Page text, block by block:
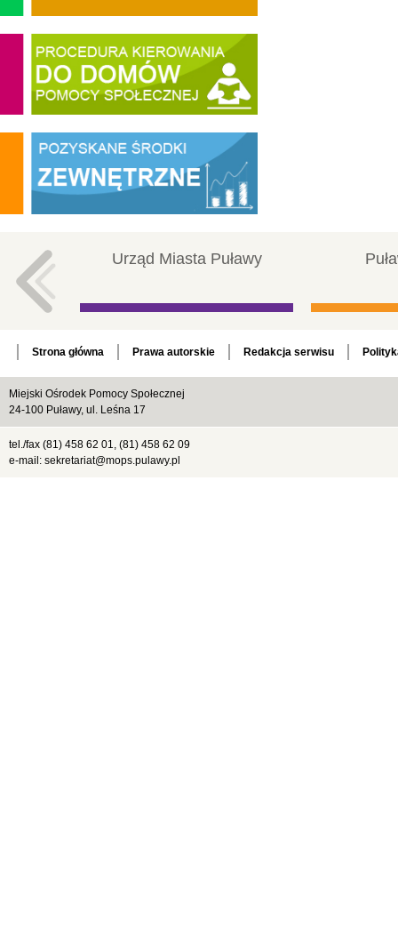
Urząd Miasta Puławy
Strona główna Prawa autorskie Redakcja serwisu
Miejski Ośrodek Pomocy Społecznej
24-100 Puławy, ul. Leśna 17
tel./fax (81) 458 62 01, (81) 458 62 09
e-mail: sekretariat@mops.pulawy.pl